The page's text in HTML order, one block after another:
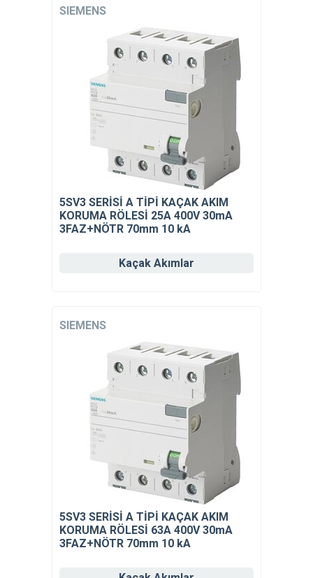
SIEMENS
5SV3 SERİSİ A TİPİ KAÇAK AKIM
KORUMA RÖLESİ 25A 400V 30mA
3FAZ+NÖTR 70mm 10 kA
Kaçak Akımlar
SIEMENS
5SV3 SERİSİ A TİPİ KAÇAK AKIM
KORUMA RÖLESİ 63A 400V 30mA
3FAZ+NÖTR 70mm 10 kA